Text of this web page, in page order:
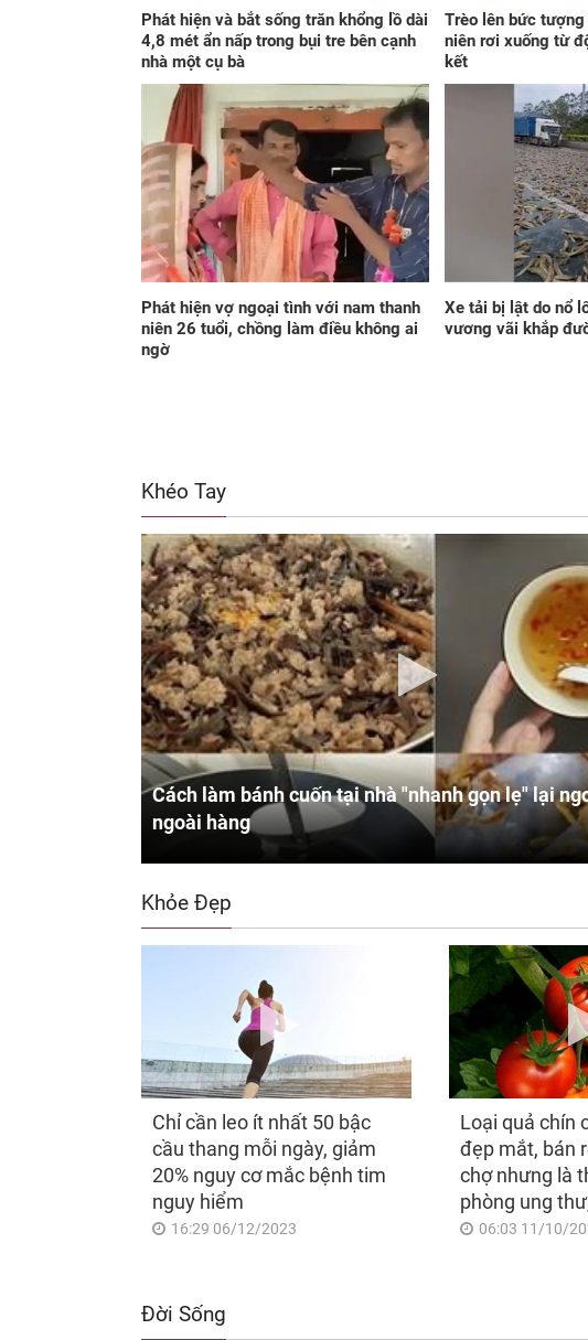
Phát hiện và bắt sống trăn khổng lồ dài
4,8 mét ẩn nấp trong bụi tre bên cạnh
nhà một cụ bà
Trèo lên bức
niên rơi xuống từ
kết
Phát hiện vợ ngoại tình với nam thanh
niên 26 tuổi, chồng làm điều không ai
ngờ
Xe tải bị lật do nổ
vương vãi khắp
Khéo Tay
Cách làm bánh cuốn tại nhà "nhanh gọn lẹ" lại
ngoài hàng
Khỏe Đẹp
Chỉ cần leo ít nhất 50 bậc
cầu thang mỗi ngày, giảm
20% nguy cơ mắc bệnh tim
nguy hiểm
16:29 06/12/2023
Loại quả chín
đẹp mắt, bán
chợ nhưng là
phòng ung
06:03 11/10/
Đời Sống